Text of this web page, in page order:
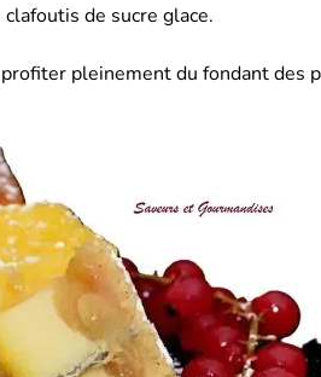
de sucre glace.
pleinement du fondant des